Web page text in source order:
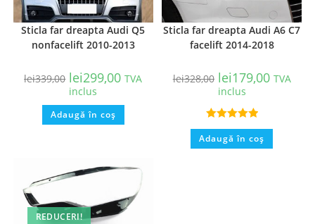
Sticla far dreapta Audi Q5
nonfacelift 2010-2013
lei339,00 lei299,00 TVA
inclus
Adaugă în coș
Sticla far dreapta Audi A6 C7
facelift 2014-2018
lei328,00 lei179,00 TVA
inclus
Evaluat la
5.00din 5
Adaugă în coș
REDUCERI!